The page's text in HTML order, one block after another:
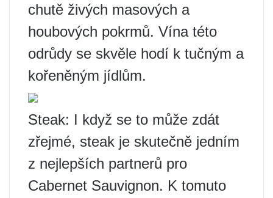
chutě živých masových a
houbových pokrmů. Vína této
odrůdy se skvěle hodí k tučným a
kořeněným jídlům.
Steak: I když se to může zdát
zřejmé, steak je skutečně jedním
z nejlepších partnerů pro
Cabernet Sauvignon. K tomuto